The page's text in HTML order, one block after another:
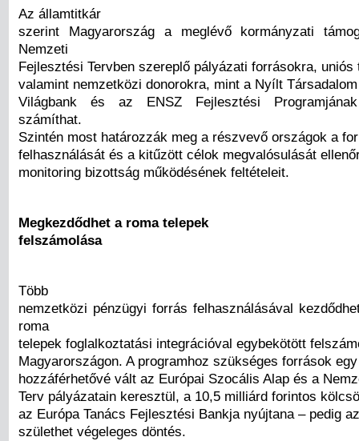
Az államtitkár
szerint Magyarország a meglévő kormányzati
Nemzeti
Fejlesztési Tervben szereplő pályázati forrásokra, uniós
valamint nemzetközi donorokra, mint a Nyílt
Világbank és az ENSZ Fejlesztési Programjának
számíthat.
Szintén most határozzák meg a részvevő országok a
felhasználását és a kitűzött célok megvalósulását
monitoring bizottság működésének feltételeit.
Megkezdődhet a roma telepek
felszámolása
Több
nemzetközi pénzügyi forrás felhasználásával
roma
telepek foglalkoztatási integrációval egybekötött
Magyarországon. A programhoz szükséges források
hozzáférhetővé vált az Európai Szocális Alap és a
Terv pályázatain keresztül, a 10,5 milliárd forintos
az Európa Tanács Fejlesztési Bankja nyújtana – pedig
születhet végeleges döntés.